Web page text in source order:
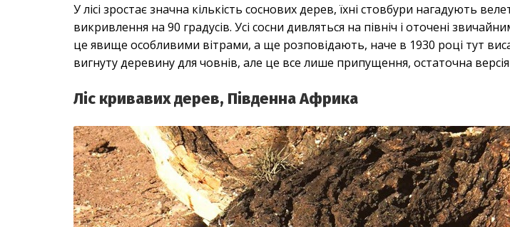
У лісі зростає значна кількість соснових дерев, їхні стовбури нагадують
викривлення на 90 градусів. Усі сосни дивляться на північ і оточені
це явище особливими вітрами, а ще розповідають, наче в 1930 році тут
вигнуту деревину для човнів, але це все лише припущення, остаточна
Ліс кривавих дерев, Південна Африка